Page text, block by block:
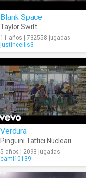
Blank Space
Taylor Swift
11 años | 732558 jugadas
justineellis3
Verdura
Pinguini Tattici Nucleari
5 años | 2093 jugadas
cami10139